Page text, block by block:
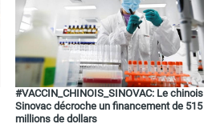
#VACCIN_CHINOIS_SINOVAC: Le chinois
Sinovac décroche un financement de 515
millions de dollars